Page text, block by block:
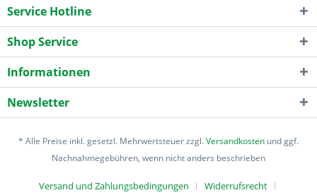
Service Hotline
Shop Service
Informationen
Newsletter
* Alle Preise inkl. gesetzl. Mehrwertsteuer zzgl.Versandkosten und ggf.
Nachnahmegebühren, wenn nicht anders beschrieben
Versand und Zahlungsbedingungen Widerrufsrecht